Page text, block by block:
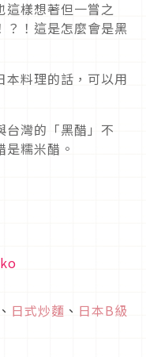
這樣想著但一嘗之
！這是怎麼會是黑
本料理的話，可以用
灣的「黑醋」不
糯米醋。
、 日式炒麵 、 日本B級